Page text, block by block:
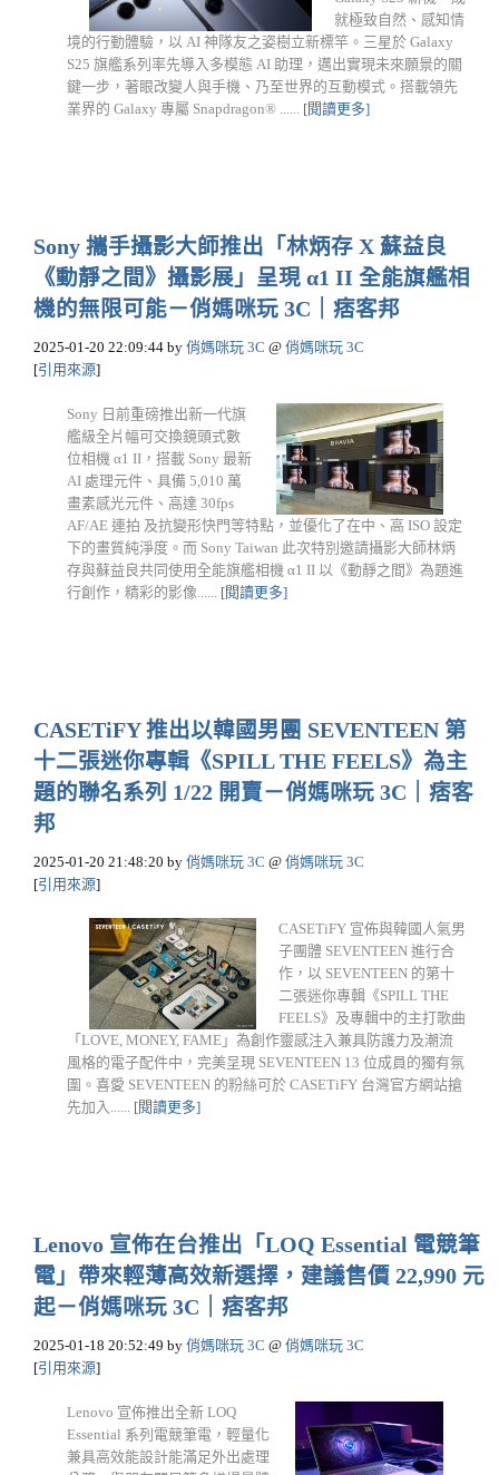
就極致自然、感知情
境的行動體驗，以 AI 神隊友之姿樹立新標竿。三星於 Galaxy
S25 旗艦系列率先導入多模態 AI 助理，邁出實現未來願景的關
鍵一步，著眼改變人與手機、乃至世界的互動模式。搭載領先
業界的 Galaxy 專屬 Snapdragon® ...... [閱讀更多]
Sony 攜手攝影大師推出「林炳存 X 蘇益良
《動靜之間》攝影展」呈現 α1 II 全能旗艦相
機的無限可能－俏媽咪玩 3C｜痞客邦
2025-01-20 22:09:44 by 俏媽咪玩 3C @ 俏媽咪玩 3C
[引用來源]
Sony 日前重磅推出新一代旗
艦級全片幅可交換鏡頭式數
位相機 α1 II，搭載 Sony 最新
AI 處理元件、具備 5,010 萬
畫素感光元件、高達 30fps
AF/AE 連拍 及抗變形快門等特點，並優化了在中、高 ISO 設定
下的畫質純淨度。而 Sony Taiwan 此次特別邀請攝影大師林炳
存與蘇益良共同使用全能旗艦相機 α1 II 以《動靜之間》為題進
行創作，精彩的影像...... [閱讀更多]
CASETiFY 推出以韓國男團 SEVENTEEN 第
十二張迷你專輯《SPILL THE FEELS》為主
題的聯名系列 1/22 開賣－俏媽咪玩 3C｜痞客
邦
2025-01-20 21:48:20 by 俏媽咪玩 3C @ 俏媽咪玩 3C
[引用來源]
CASETiFY 宣佈與韓國人氣男
子團體 SEVENTEEN 進行合
作，以 SEVENTEEN 的第十
二張迷你專輯《SPILL THE
FEELS》及專輯中的主打歌曲
「LOVE, MONEY, FAME」為創作靈感注入兼具防護力及潮流
風格的電子配件中，完美呈現 SEVENTEEN 13 位成員的獨有氛
圍。喜愛 SEVENTEEN 的粉絲可於 CASETiFY 台灣官方網站搶
先加入...... [閱讀更多]
Lenovo 宣佈在台推出「LOQ Essential 電競筆
電」帶來輕薄高效新選擇，建議售價 22,990 元
起－俏媽咪玩 3C｜痞客邦
2025-01-18 20:52:49 by 俏媽咪玩 3C @ 俏媽咪玩 3C
[引用來源]
Lenovo 宣佈推出全新 LOQ
Essential 系列電競筆電，輕量化
兼具高效能設計能滿足外出處理